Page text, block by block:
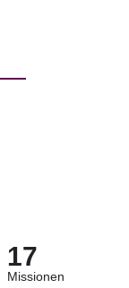
17
Missionen